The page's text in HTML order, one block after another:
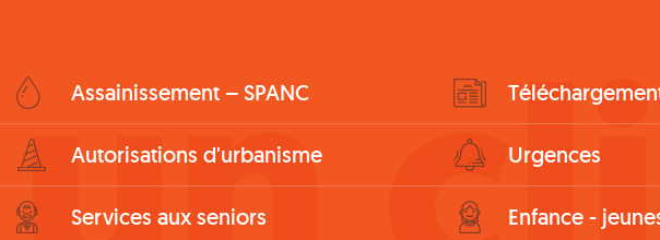
Assainissement – SPANC
Autorisations d'urbanisme Urgences
Services aux seniors Enfance -